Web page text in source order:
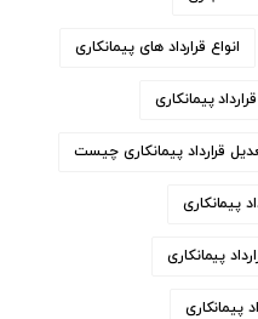
انواع قرارداد های پیمانکاری
پیمانکاری
قرارداد پیمانکاری چیست
پیمانکاری
پیمانکاری
پیمانکاری